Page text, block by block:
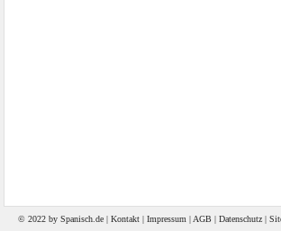
© 2022 by Spanisch .de | Kontakt | Impressum | AGB | Datenschutz |